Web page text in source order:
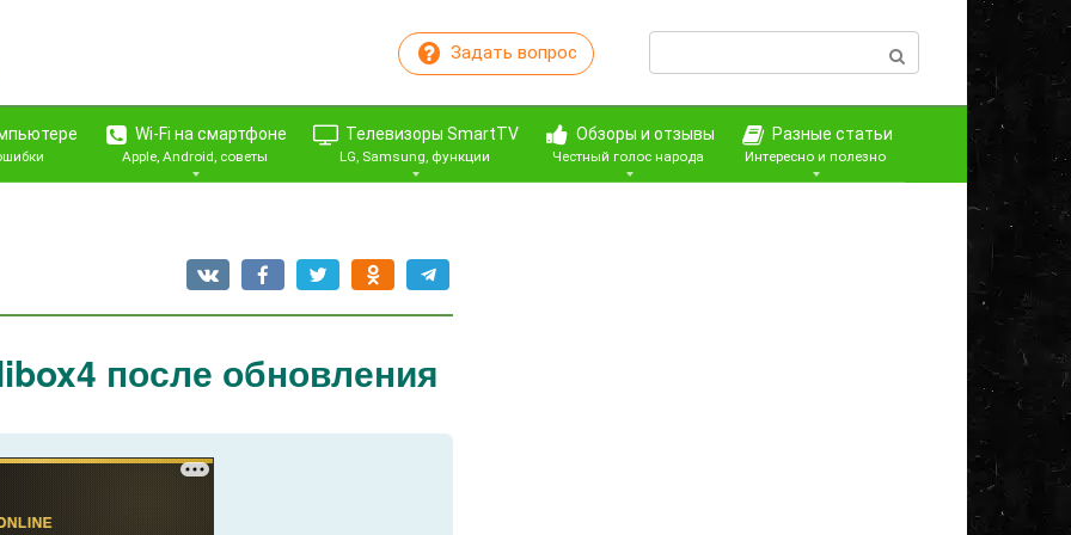
Задать вопрос Поиск:
Wi-Fi на смартфоне
Apple, Android, советы
Телевизоры SmartTV
LG, Samsung, функции
Обзоры и отзывы
Честный голос народа
Разные статьи
Интересно и полезно
после обновления